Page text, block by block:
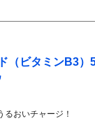
（ビタミンB3
おいチャージ！